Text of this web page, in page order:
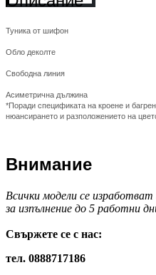
Туника от шифон
Обло деколте
Свободна линия
Асиметрична дължина
*Поради спецификата на кроене и
нюансирането и разположението на
Внимание
Всички модели се изработват
за изпълнение до 5 работни
Свържете се с нас:
тел. 0888717186